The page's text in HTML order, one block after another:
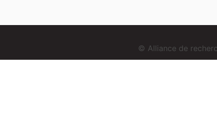
© Alliance de